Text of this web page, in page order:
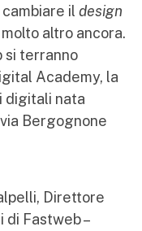
il design
altro ancora.
si terranno
Academy, la
digitali nata
Bergognone
Direttore
di Fastweb –